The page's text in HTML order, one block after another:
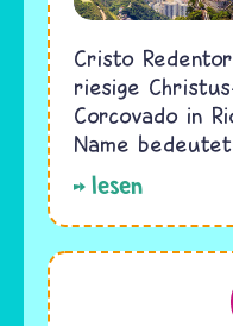
Cristo
riesige
Corcovado in
Name
lesen
Christentum